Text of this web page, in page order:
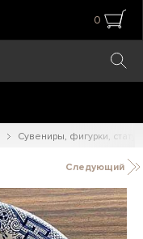
0
Сувениры, фигурки,
Следующий